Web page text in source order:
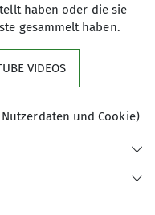
haben oder die sie
gesammelt haben.
VIDEOS
und Cookie)